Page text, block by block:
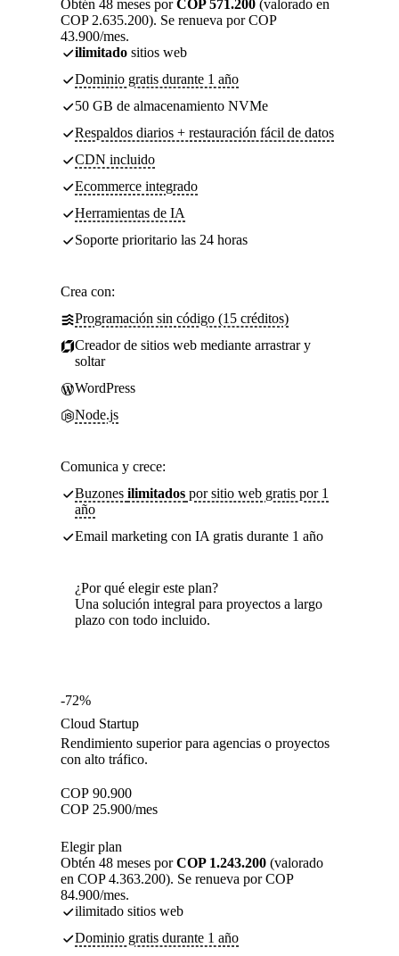
Obtén 48 meses porCOP 571.200 (valorado en
COP 2.635.200). Se renueva por COP
43.900/mes.
ilimitado sitios web
Dominio gratis durante 1 año
50 GB de almacenamiento NVMe
Respaldos diarios + restauración fácil de datos
CDN incluido
Ecommerce integrado
Herramientas de IA
Soporte prioritario las 24 horas
Crea con:
Programación sin código (15 créditos)
Creador de sitios web mediante arrastrar y
soltar
WordPress
Node.js
Comunica y crece:
Buzones ilimitados por sitio web gratis por 1
año
Email marketing con IA gratis durante 1 año
¿Por qué elegir este plan?
Una solución integral para proyectos a largo
plazo con todo incluido.
-72%
Cloud Startup
Rendimiento superior para agencias o proyectos
con alto tráfico.
COP 90.900
COP 25.900/mes
Elegir plan
Obtén 48 meses porCOP 1.243.200 (valorado
en COP 4.363.200). Se renueva por COP
84.900/mes.
ilimitado sitios web
Dominio gratis durante 1 año